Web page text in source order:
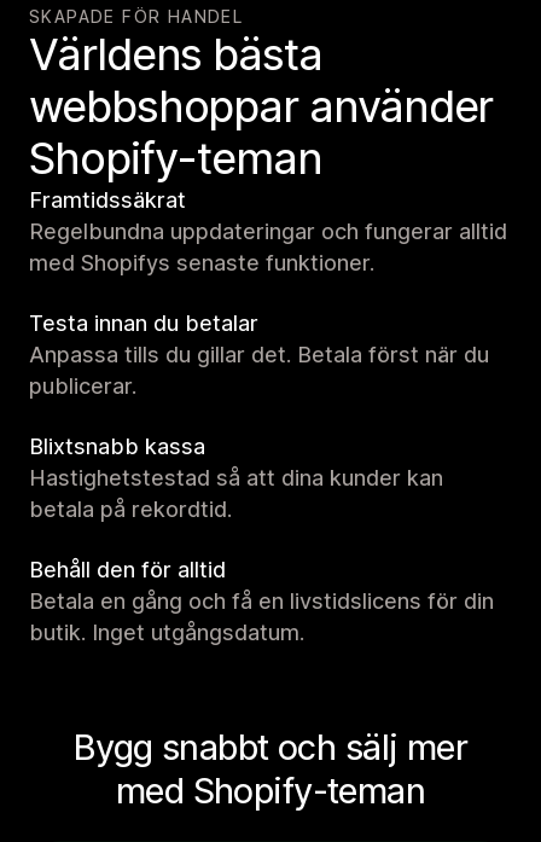
SKAPADE FÖR HANDEL
Världens bästa
webbshoppar använder
Shopify-teman
Framtidssäkrat
Regelbundna uppdateringar och fungerar alltid
med Shopifys senaste funktioner.
Testa innan du betalar
Anpassa tills du gillar det. Betala först när du
publicerar.
Blixtsnabb kassa
Hastighetstestad så att dina kunder kan
betala på rekordtid.
Behåll den för alltid
Betala en gång och få en livstidslicens för din
butik. Inget utgångsdatum.
Bygg snabbt och sälj mer
med Shopify-teman